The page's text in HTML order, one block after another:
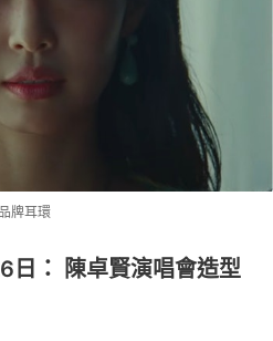
牌耳環
日： 陳卓賢演唱會造型